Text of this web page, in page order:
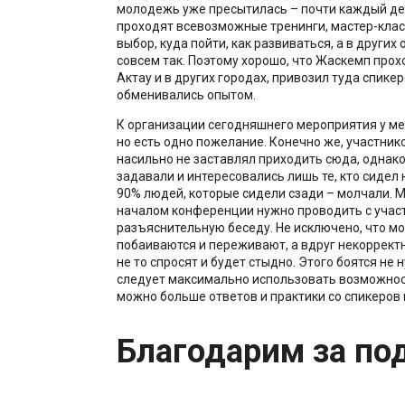
молодежь уже пресытилась – почти каждый
проходят всевозможные тренинги, мастер-
выбор, куда пойти, как развиваться, а в других
совсем так. Поэтому хорошо, что Жаскемп
Актау и в других городах, привозил туда
обменивались опытом.
К организации сегодняшнего мероприятия у
но есть одно пожелание. Конечно же,
насильно не заставлял приходить сюда,
задавали и интересовались лишь те, кто сидел
90% людей, которые сидели сзади – молчали.
началом конференции нужно проводить с
разъяснительную беседу. Не исключено, что
побаиваются и переживают, а вдруг
не то спросят и будет стыдно. Этого боятся не
следует максимально использовать
можно больше ответов и практики со спикеров
Благодарим за